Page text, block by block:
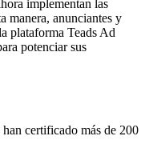
implementan las
manera, anunciantes y
plataforma Teads Ad
potenciar sus
certificado más de 200